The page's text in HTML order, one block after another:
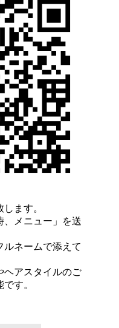
ます。
、メニュー」を送
ネームで添えて
ヘアスタイルのご
す。